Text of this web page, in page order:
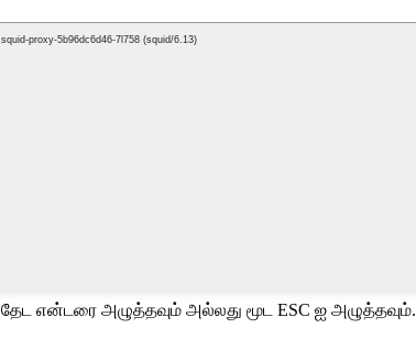
தேட என்டரை அழுத்தவும் அல்லது மூட ESC ஐ அழுத்தவும்.